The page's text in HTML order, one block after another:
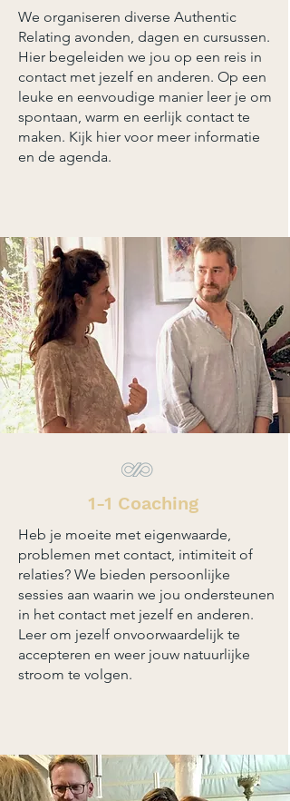
We organiseren diverse Authentic
Relating avonden, dagen en cursussen.
Hier begeleiden we jou op een reis in
contact met jezelf en anderen. Op een
leuke en eenvoudige manier leer je om
spontaan, warm en eerlijk contact te
maken. Kijk hier voor meer informatie
en de agenda.
1-1 Coaching
Heb je moeite met eigenwaarde,
problemen met contact, intimiteit of
relaties? We bieden persoonlijke
sessies aan waarin we jou ondersteunen
in het contact met jezelf en anderen.
Leer om jezelf onvoorwaardelijk te
accepteren en weer jouw natuurlijke
stroom te volgen.